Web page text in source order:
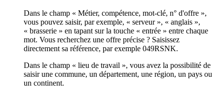
Dans le champ « Métier, compétence, mot-clé, n° d'offre »,
vous pouvez saisir, par exemple, « serveur », « anglais »,
« brasserie » en tapant sur la touche « entrée » entre chaque
mot. Vous recherchez une offre précise ? Saisissez
directement sa référence, par exemple 049RSNK.
Dans le champ « lieu de travail », vous avez la possibilité de
saisir une commune, un département, une région, un pays ou
un continent.